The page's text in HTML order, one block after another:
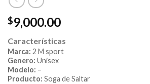
$9,000.00
Características
Marca: 2 M sport
Genero: Unisex
Modelo: –
Producto: Soga de Saltar